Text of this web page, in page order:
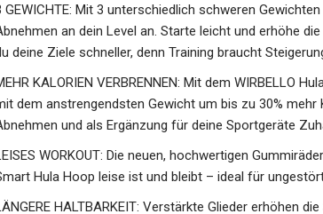
GEWICHTE: Mit 3 unterschiedlich schweren
an dein Level an. Starte leicht und erhöhe
deine Ziele schneller, denn Training braucht
KALORIEN VERBRENNEN: Mit dem WIRBELLO
dem anstrengendsten Gewicht um bis zu 30%
und als Ergänzung für deine Sportgeräte
WORKOUT: Die neuen, hochwertigen
Hula Hoop leise ist und bleibt – ideal für
HALTBARKEIT: Verstärkte Glieder erhöhen